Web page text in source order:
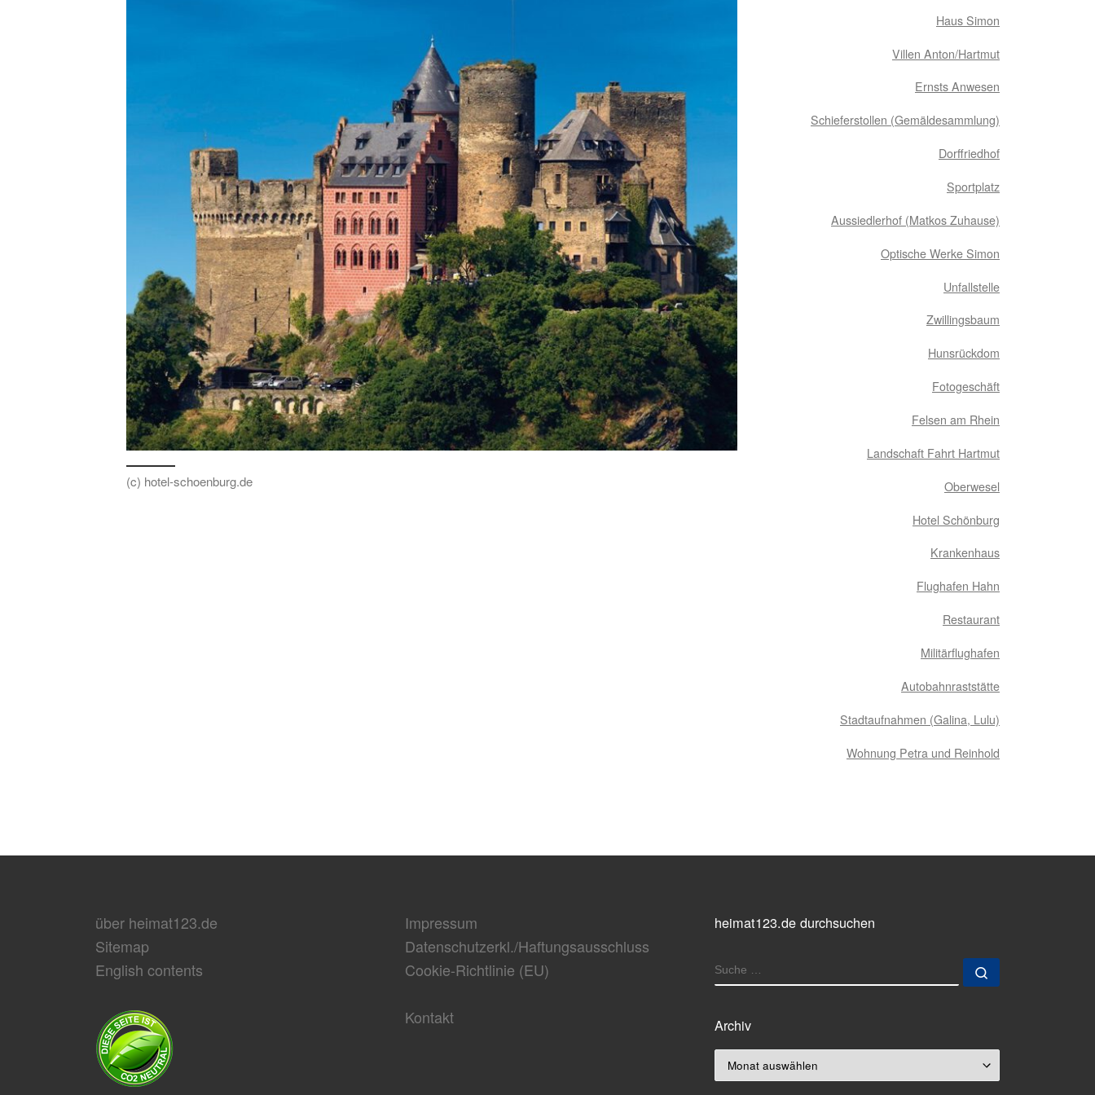
(c) hotel-schoenburg.de
Haus Simon
Villen Anton/Hartmut
Ernsts Anwesen
Schieferstollen (Gemäldesammlung)
Dorffriedhof
Sportplatz
Aussiedlerhof (Matkos Zuhause)
Optische Werke Simon
Unfallstelle
Zwillingsbaum
Hunsrückdom
Fotogeschäft
Felsen am Rhein
Landschaft Fahrt Hartmut
Oberwesel
Hotel Schönburg
Krankenhaus
Flughafen Hahn
Restaurant
Militärflughafen
Autobahnraststätte
Stadtaufnahmen (Galina, Lulu)
Wohnung Petra und Reinhold
über heimat123.de
Sitemap
English contents
Impressum
Datenschutzerkl./Haftungsausschluss
Cookie-Richtlinie (EU)
Kontakt
heimat123.de durchsuchen
SUCHE
Archiv